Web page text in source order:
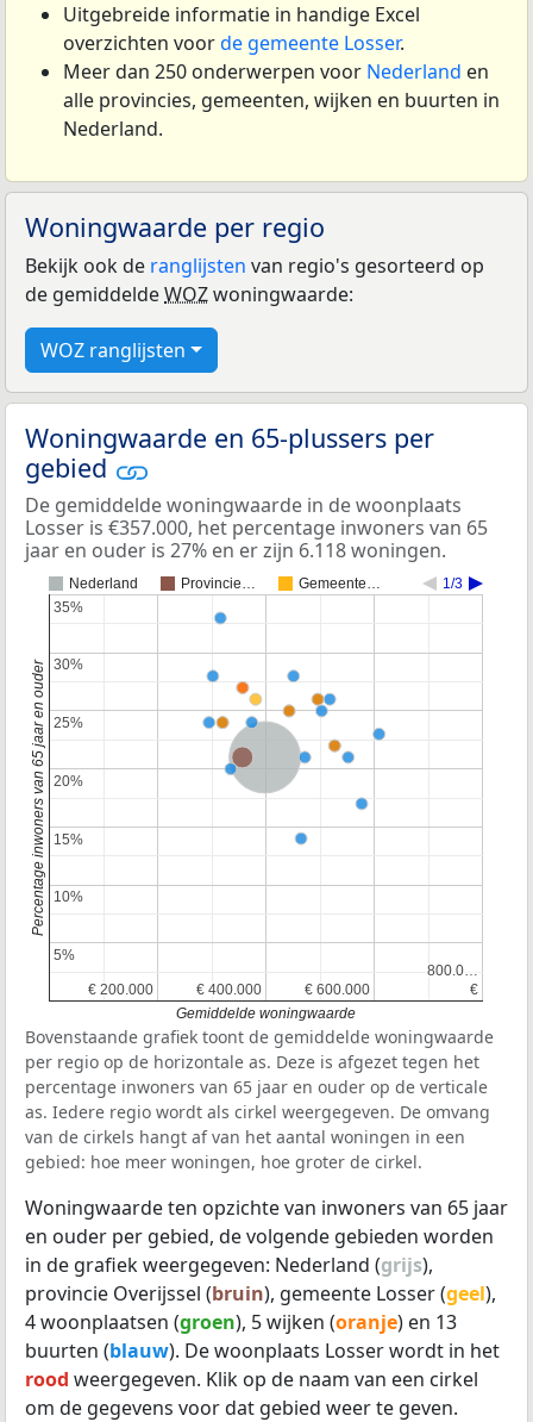
Uitgebreide informatie in handige Excel
overzichten voorde gemeente Losser.
Meer dan 250 onderwerpen voor Nederland en
alle provincies, gemeenten, wijken en buurten in
Nederland.
Woningwaarde per regio
Bekijk ook de ranglijsten van regio's gesorteerd op
de gemiddeldeWOZwoningwaarde:
WOZ ranglijsten
Woningwaarde en 65-plussers per
gebied
De gemiddelde woningwaarde in de woonplaats
Losser is €357.000, het percentage inwoners van 65
jaar en ouder is 27% en er zijn 6.118 woningen.
Nederland Provincie… Gemeente… 1/3
Nederland
€ 200.000
€ 200.000 € 400.000
€ 400.000 € 600.000
€ 600.000 €
€
800.0…
800.0…
5%
5%
10%
10%
15%
15%
20%
20%
25%
25%
30%
30%
35%
35%
Gemiddelde woningwaarde
Percentage inwoners van 65 jaar en ouder
Bovenstaande grafiek toont de gemiddelde woningwaarde
per regio op de horizontale as. Deze is afgezet tegen het
percentage inwoners van 65 jaar en ouder op de verticale
as. Iedere regio wordt als cirkel weergegeven. De omvang
van de cirkels hangt af van het aantal woningen in een
gebied: hoe meer woningen, hoe groter de cirkel.
Woningwaarde ten opzichte van inwoners van 65 jaar
en ouder per gebied, de volgende gebieden worden
in de grafiek weergegeven: Nederland (grijs),
provincie Overijssel (bruin), gemeente Losser (geel),
4 woonplaatsen (groen), 5 wijken (oranje) en 13
buurten (blauw). De woonplaats Losser wordt in het
rood weergegeven. Klik op de naam van een cirkel
om de gegevens voor dat gebied weer te geven.